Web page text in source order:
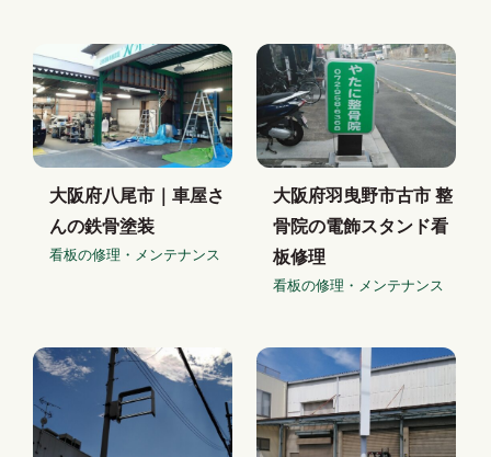
大阪府八尾市｜車屋さ
んの鉄骨塗装
看板の修理・メンテナンス
大阪府羽曳野市古市 整
骨院の電飾スタンド看
板修理
看板の修理・メンテナンス